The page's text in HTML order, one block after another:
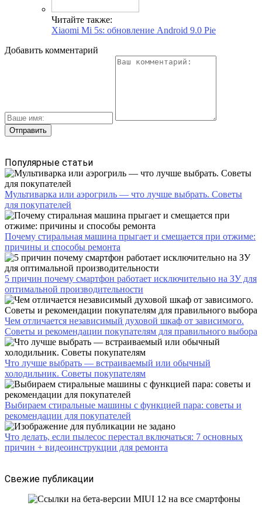
Читайте также:
Xiaomi Mi 5s: обновление Android 9.0 Pie
Добавить комментарий
Популярные статьи
Мультиварка или аэрогриль — что лучше выбрать. Советы
для покупателей
Почему стиральная машина прыгает и смещается при отжиме:
причины и способы ремонта
5 причин почему смартфон работает исключительно на ЗУ для
оптимальной производительности
Чем отличается независимый духовой шкаф от зависимого.
Советы и рекомендации покупателям для правильного выбора
Что лучше выбрать — встраиваемый или обычный
холодильник. Советы покупателям
Выбираем стиральные машины с функцией пара: советы и
рекомендации для покупателей
Что делать, если пылесос перестал включаться: 7 основных
причин + видеоинструкции для ремонта
Свежие публикации